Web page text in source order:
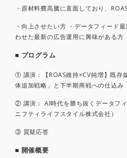
・原材料費高騰に直面しており、
・向上させたい方 ・データフィード
わせた最新の広告運用に興味がある方
■ プログラム
① 講演：【ROAS維持×CV純増】既存
体追加戦略」と下半期商戦への仕込み
② 講演： AI時代を勝ち抜くデータフ
ニフティライフスタイル株式会社）
③ 質疑応答
■ 開催概要